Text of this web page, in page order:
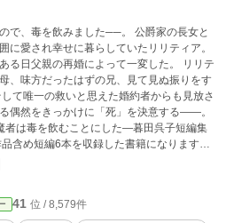
を飲みました──。 公爵家の長女と
に愛され幸せに暮らしていたリリティア。
る日父親の再婚によって一変した。 リリテ
、味方だったはずの兄、見て見ぬ振りをす
て唯一の救いと思えた婚約者からも見放さ
偶然をきっかけに「死」を決意する――。
は毒を飲むことにした―暮田呉子短編集
含め短編6本を収録した書籍になります。
たします。 公式サイト→https://petir-web.j
41 位 / 8,579件